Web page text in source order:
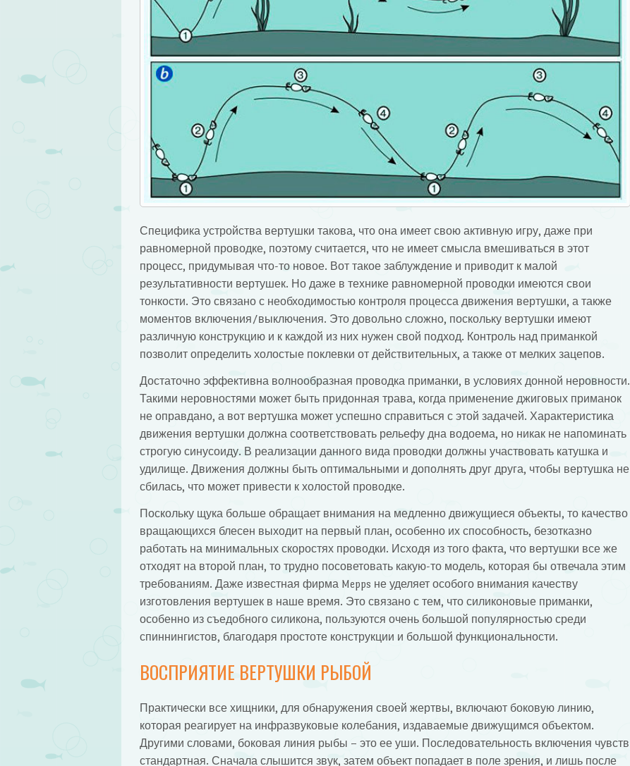
Специфика устройства вертушки такова, что она имеет свою активную игру, даже при
равномерной проводке, поэтому считается, что не имеет смысла вмешиваться в этот
процесс, придумывая что-то новое. Вот такое заблуждение и приводит к малой
результативности вертушек. Но даже в технике равномерной проводки имеются свои
тонкости. Это связано с необходимостью контроля процесса движения вертушки, а также
моментов включения/выключения. Это довольно сложно, поскольку вертушки имеют
различную конструкцию и к каждой из них нужен свой подход. Контроль над приманкой
позволит определить холостые поклевки от действительных, а также от мелких зацепов.
Достаточно эффективна волнообразная проводка приманки, в условиях донной неровности.
Такими неровностями может быть придонная трава, когда применение джиговых приманок
не оправдано, а вот вертушка может успешно справиться с этой задачей. Характеристика
движения вертушки должна соответствовать рельефу дна водоема, но никак не напоминать
строгую синусоиду. В реализации данного вида проводки должны участвовать катушка и
удилище. Движения должны быть оптимальными и дополнять друг друга, чтобы вертушка не
сбилась, что может привести к холостой проводке.
Поскольку щука больше обращает внимания на медленно движущиеся объекты, то качество
вращающихся блесен выходит на первый план, особенно их способность, безотказно
работать на минимальных скоростях проводки. Исходя из того факта, что вертушки все же
отходят на второй план, то трудно посоветовать какую-то модель, которая бы отвечала этим
требованиям. Даже известная фирма Mepps не уделяет особого внимания качеству
изготовления вертушек в наше время. Это связано с тем, что силиконовые приманки,
особенно из съедобного силикона, пользуются очень большой популярностью среди
спиннингистов, благодаря простоте конструкции и большой функциональности.
ВОСПРИЯТИЕ ВЕРТУШКИ РЫБОЙ
Практически все хищники, для обнаружения своей жертвы, включают боковую линию,
которая реагирует на инфразвуковые колебания, издаваемые движущимся объектом.
Другими словами, боковая линия рыбы – это ее уши. Последовательность включения чувств
стандартная. Сначала слышится звук, затем объект попадает в поле зрения, и лишь после